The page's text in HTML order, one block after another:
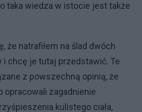
taka wiedza w istocie jest także
że natrafiłem na ślad dwóch
chcę je tutaj przedstawić. Te
z powszechną opinią, że
opracowali zagadnienie
kulistego ciała,